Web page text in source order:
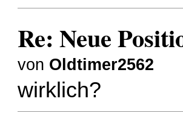
Re: Neue
von Oldtimer2562
wirklich?